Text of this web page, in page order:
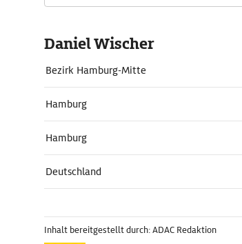
Daniel Wischer
Bezirk Hamburg-Mitte
Hamburg
Hamburg
Deutschland
Inhalt bereitgestellt durch: ADAC Redaktion